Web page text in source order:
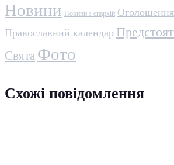
Новини Новини з єпархій Оголошення
Православний календар
Свята Фото
Схожі повідомлення